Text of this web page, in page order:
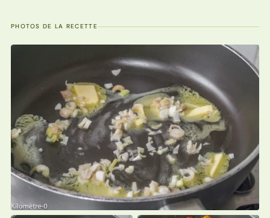
PHOTOS DE LA RECETTE